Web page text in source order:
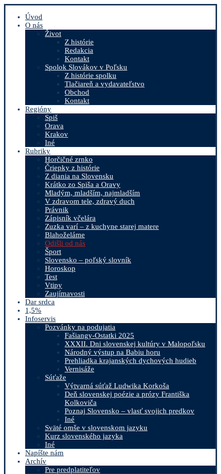
Úvod
O nás
Život
Z histórie
Redakcia
Kontakt
Spolok Slovákov v Poľsku
Z histórie spolku
Tlačiareň a vydavateľstvo
Obchod
Kontakt
Regióny
Spiš
Orava
Krakov
Iné
Rubriky
Horčičné zrnko
Čriepky z histórie
Z diania na Slovensku
Krátko zo Spiša a Oravy
Mladým, mladším, najmladším
V zdravom tele, zdravý duch
Právnik
Zápisník včelára
Zuzka varí – z kuchyne starej matere
Blahoželáme
Odišli od nás
Šport
Slovensko – poľský slovník
Horoskop
Test
Vtipy
Zaujímavosti
Dar srdca
1,5%
Infoservis
Pozvánky na podujatia
Fašiangy-Ostatki 2025
XXXII. Dni slovenskej kultúry v Malopoľsku
Národný výstup na Babiu horu
Prehliadka krajanských dychových hudieb
Vernisáže
Súťaže
Výtvarná súťaž Ludwika Korkoša
Deň slovenskej poézie a prózy Františka
Kolkoviča
Poznaj Slovensko – vlasť svojich predkov
Iné
Sväté omše v slovenskom jazyku
Kurz slovenského jazyka
Iné
Napíšte nám
Archív
Pre predplatiteľov